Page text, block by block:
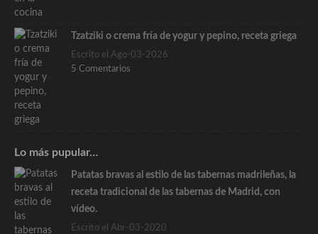
Tzatziki o crema fría de yogur y pepino, receta griega
Escrito el Ago-03-2026
5 Comentarios
Lo más pupular…
Patatas bravas al estilo de las tabernas madrileñas, la
receta tradicional de las tabernas de Madrid, con
vídeo.
Escrito el Abr-03-2020